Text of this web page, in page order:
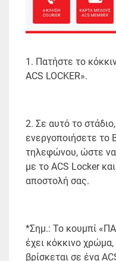
1. Πατήστε το
ACS LOCKER».
2. Σε αυτό το
ενεργοποιήσετε το
τηλεφώνου, ώστε να
με το ACS Locker
αποστολή σας.
*Σημ.: Το κουμπί
έχει κόκκινο
βρίσκεται σε ένα